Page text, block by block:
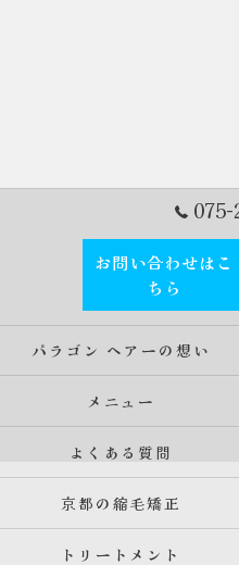
075-
お問い合わせはこ
ちら
パラゴン ヘアーの想い
メニュー
よくある質問
京都の縮毛矯正
トリートメント